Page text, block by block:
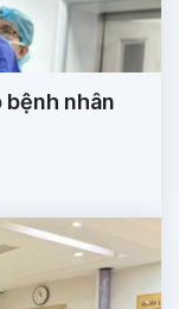
nhân